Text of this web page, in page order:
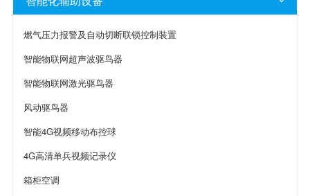
燃气压力报警及自动切断联锁控制装置
智能物联网超声波驱鸟器
智能物联网激光驱鸟器
风动驱鸟器
智能4G视频移动布控球
4G高清单兵视频记录仪
箱柜空调